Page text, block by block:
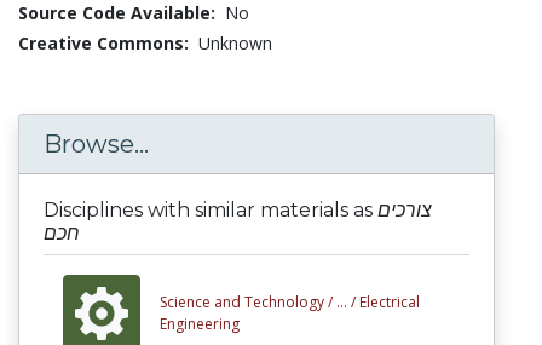
Source Code Available: No
Creative Commons: Unknown
Browse...
Disciplines with similar materials as צורכים
חכם
Science and Technology / ... / Electrical
Engineering